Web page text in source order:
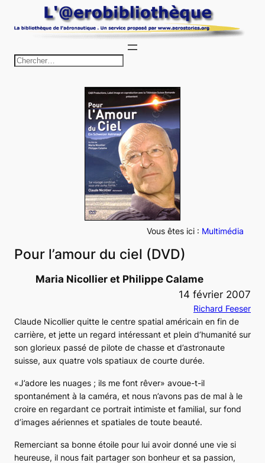
au
c
h
e
r
c
h
e
r
Vous êtes ici : Multimédia
Pour l’amour du ciel (DVD)
Maria Nicollier et Philippe Calame
14 février 2007
Richard Feeser
Claude Nicollier quitte le centre spatial américain en fin de
carrière, et jette un regard intéressant et plein d’humanité sur
son glorieux passé de pilote de chasse et d’astronaute
suisse, aux quatre vols spatiaux de courte durée.
«J’adore les nuages ; ils me font rêver» avoue-t-il
spontanément à la caméra, et nous n’avons pas de mal à le
croire en regardant ce portrait intimiste et familial, sur fond
d’images aériennes et spatiales de toute beauté.
Remerciant sa bonne étoile pour lui avoir donné une vie si
heureuse, il nous fait partager son bonheur et sa passion,